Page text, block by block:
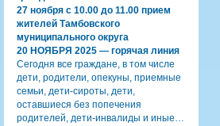
27 ноября с 10.00 до 11.00 прием
жителей Тамбовского
муниципального округа
20 НОЯБРЯ 2025 — горячая линия
Сегодня все граждане, в том числе
дети, родители, опекуны, приемные
семьи, дети-сироты, дети,
оставшиеся без попечения
родителей, дети-инвалиды и иные…